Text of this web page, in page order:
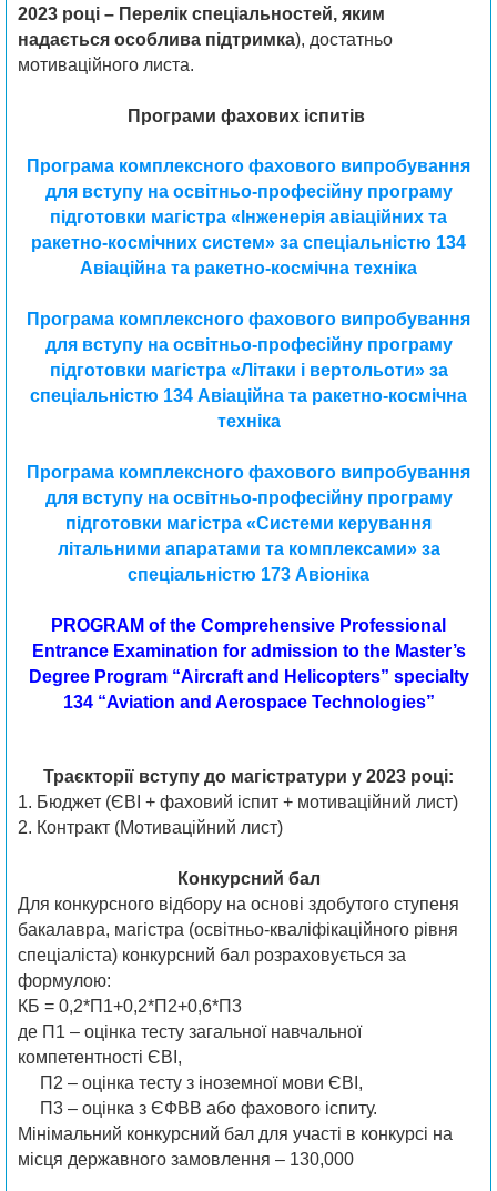
2023 році – Перелік спеціальностей, яким
надається особлива підтримка), достатньо
мотиваційного листа.
Програми фахових іспитів
Програма комплексного фахового випробування
для вступу на освітньо-професійну програму
підготовки магістра «Інженерія авіаційних та
ракетно-космічних систем» за спеціальністю 134
Авіаційна та ракетно-космічна техніка
Програма комплексного фахового випробування
для вступу на освітньо-професійну програму
підготовки магістра «Літаки і вертольоти» за
спеціальністю 134 Авіаційна та ракетно-космічна
техніка
Програма комплексного фахового випробування
для вступу на освітньо-професійну програму
підготовки магістра «Системи керування
літальними апаратами та комплексами» за
спеціальністю 173 Авіоніка
PROGRAM of the Comprehensive Professional
Entrance Examination for admission to the Master’s
Degree Program “Aircraft and Helicopters” specialty
134 “Aviation and Aerospace Technologies”
Траєкторії вступу до магістратури у 2023 році:
1. Бюджет (ЄВІ + фаховий іспит + мотиваційний лист)
2. Контракт (Мотиваційний лист)
Конкурсний бал
Для конкурсного відбору на основі здобутого ступеня
бакалавра, магістра (освітньо-кваліфікаційного рівня
спеціаліста) конкурсний бал розраховується за
формулою:
КБ = 0,2*П1+0,2*П2+0,6*П3
де П1 – оцінка тесту загальної навчальної
компетентності ЄВІ,
П2 – оцінка тесту з іноземної мови ЄВІ,
П3 – оцінка з ЄФВВ або фахового іспиту.
Мінімальний конкурсний бал для участі в конкурсі на
місця державного замовлення – 130,000